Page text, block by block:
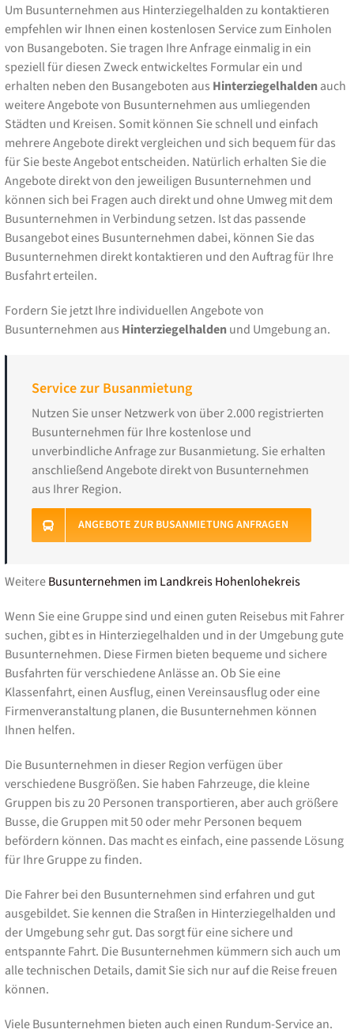
Um Busunternehmen aus Hinterziegelhalden zu kontaktieren
empfehlen wir Ihnen einen kostenlosen Service zum Einholen
von Busangeboten. Sie tragen Ihre Anfrage einmalig in ein
speziell für diesen Zweck entwickeltes Formular ein und
erhalten neben den Busangeboten aus Hinterziegelhaldenauch
weitere Angebote von Busunternehmen aus umliegenden
Städten und Kreisen. Somit können Sie schnell und einfach
mehrere Angebote direkt vergleichen und sich bequem für das
für Sie beste Angebot entscheiden. Natürlich erhalten Sie die
Angebote direkt von den jeweiligen Busunternehmen und
können sich bei Fragen auch direkt und ohne Umweg mit dem
Busunternehmen in Verbindung setzen. Ist das passende
Busangebot eines Busunternehmen dabei, können Sie das
Busunternehmen direkt kontaktieren und den Auftrag für Ihre
Busfahrt erteilen.
Fordern Sie jetzt Ihre individuellen Angebote von
Busunternehmen aus Hinterziegelhaldenund Umgebung an.
Service zur Busanmietung
Nutzen Sie unser Netzwerk von über 2.000 registrierten
Busunternehmen für Ihre kostenlose und
unverbindliche Anfrage zur Busanmietung. Sie erhalten
anschließend Angebote direkt von Busunternehmen
aus Ihrer Region.
ANGEBOTE ZUR BUSANMIETUNG ANFRAGEN
WeitereBusunternehmen im Landkreis Hohenlohekreis
Wenn Sie eine Gruppe sind und einen guten Reisebus mit Fahrer
suchen, gibt es in Hinterziegelhalden und in der Umgebung gute
Busunternehmen. Diese Firmen bieten bequeme und sichere
Busfahrten für verschiedene Anlässe an. Ob Sie eine
Klassenfahrt, einen Ausflug, einen Vereinsausflug oder eine
Firmenveranstaltung planen, die Busunternehmen können
Ihnen helfen.
Die Busunternehmen in dieser Region verfügen über
verschiedene Busgrößen. Sie haben Fahrzeuge, die kleine
Gruppen bis zu 20 Personen transportieren, aber auch größere
Busse, die Gruppen mit 50 oder mehr Personen bequem
befördern können. Das macht es einfach, eine passende Lösung
für Ihre Gruppe zu finden.
Die Fahrer bei den Busunternehmen sind erfahren und gut
ausgebildet. Sie kennen die Straßen in Hinterziegelhalden und
der Umgebung sehr gut. Das sorgt für eine sichere und
entspannte Fahrt. Die Busunternehmen kümmern sich auch um
alle technischen Details, damit Sie sich nur auf die Reise freuen
können.
Viele Busunternehmen bieten auch einen Rundum-Service an.